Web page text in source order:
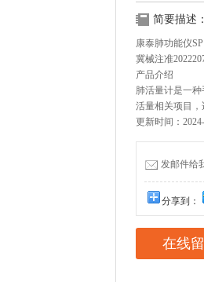
简要描述：
康泰肺功能仪
冀械注准
产品介绍
肺活量计是一
活量相关项目，
更新时间：
发邮件给
分享到：
在线